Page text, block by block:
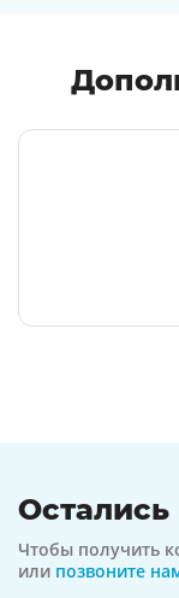
Чтобы получить
или позвоните